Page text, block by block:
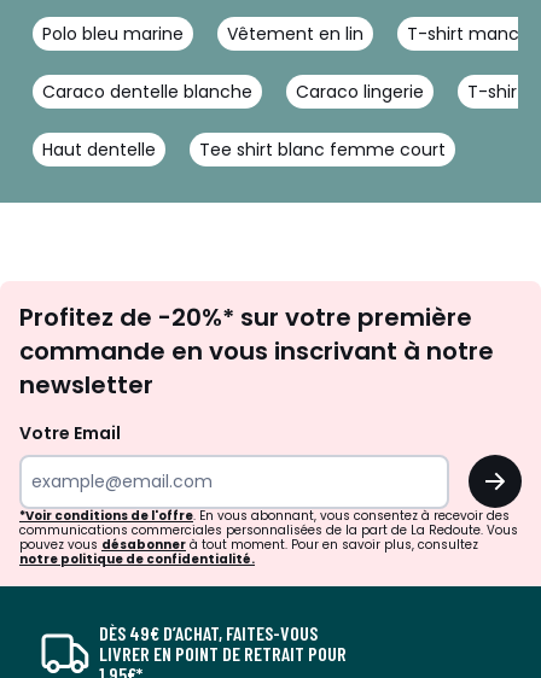
Polo bleu marine Vêtement en lin T-shirt
Caraco dentelle blanche Caraco lingerie T-shirt
Haut dentelle Tee shirt blanc femme court
newsletter
Profitez de -20%* sur votre première
commande en vous inscrivant à notre
newsletter
Votre Email
OK
*Voir conditions de l'offre. En vous abonnant, vous consentez à recevoir des
communications commerciales personnalisées de la part de La Redoute. Vous
pouvez vous désabonner à tout moment. Pour en savoir plus, consultez
notre politique de confidentialité.
DÈS 49€ D’ACHAT, FAITES-VOUS
LIVRER EN POINT DE RETRAIT POUR